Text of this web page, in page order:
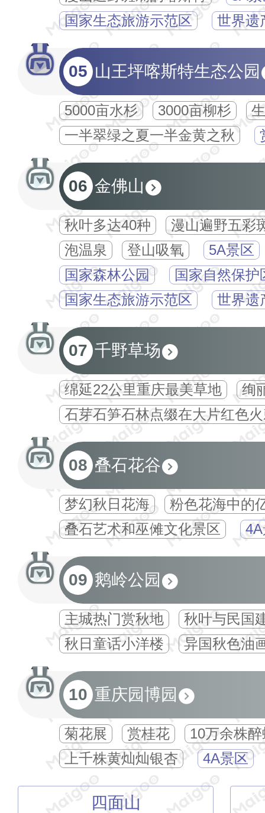
国家生态旅游示范区
世界遗
05 山王坪喀斯特生态公园
5000亩水杉 3000亩柳杉
一半翠绿之夏一半金黄之秋
06 金佛山
秋叶多达40种
漫山遍野五彩
泡温泉
登山吸氧
5A景区
国家森林公园
国家自然保护
国家生态旅游示范区
世界遗
07 千野草场
绵延22公里重庆最美草地
绚
石芽石笋石林点缀在大片红色
08 叠石花谷
梦幻秋日花海
粉色花海中的
叠石艺术和巫傩文化景区
09 鹅岭公园
主城热门赏秋地
秋叶与民国
秋日童话小洋楼
异国秋色油
10 重庆园博园
菊花展 赏桂花
10万余株
上千株黄灿灿银杏
4A景区
四面山